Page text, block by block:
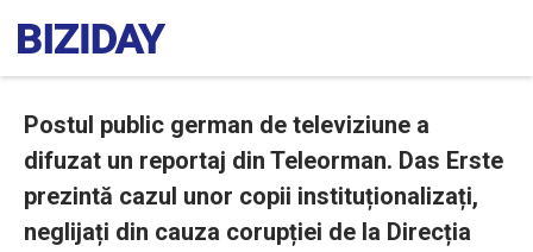
Postul public german de televiziune a
difuzat un reportaj din Teleorman. Das Erste
prezintă cazul unor copii instituționalizați,
neglijați din cauza corupției de la Direcția